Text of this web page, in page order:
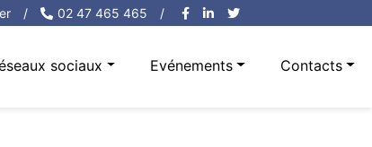
/ 02 47 465 465 /
sociaux Evénements Contacts